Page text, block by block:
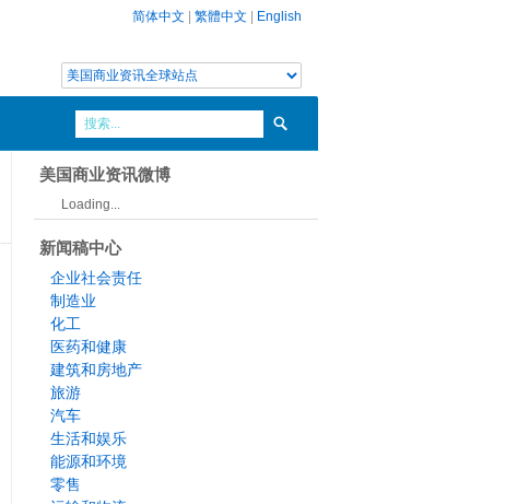
简体中文 繁體中文 English
美国商业资讯微博
Loading...
新闻稿中心
企业社会责任
制造业
化工
医药和健康
建筑和房地产
旅游
汽车
生活和娱乐
能源和环境
零售